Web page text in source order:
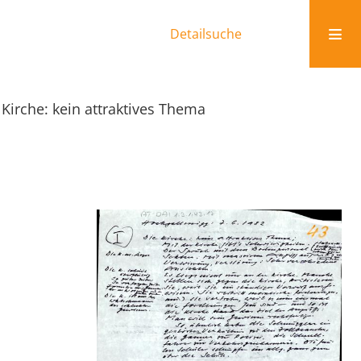
Detailsuche
kein attraktives Thema